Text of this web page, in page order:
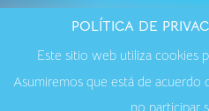
Privacidad·Contactar
POLÍTICA DE
Este sitio web utiliza cookies
Asumiremos que está de
no participar